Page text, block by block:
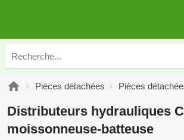
Pièces détachées Pièces
Distributeurs hydrauliques
moissonneuse-batteuse